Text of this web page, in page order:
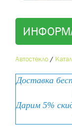
Автостекло /
Доставка
Дарим 5%